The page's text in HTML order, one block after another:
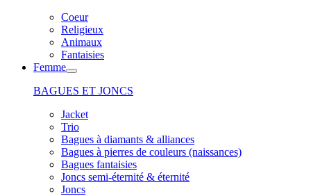
Coeur
Religieux
Animaux
Fantaisies
Femme
BAGUES ET JONCS
Jacket
Trio
Bagues à diamants & alliances
Bagues à pierres de couleurs (naissances)
Bagues fantaisies
Joncs semi-éternité & éternité
Joncs